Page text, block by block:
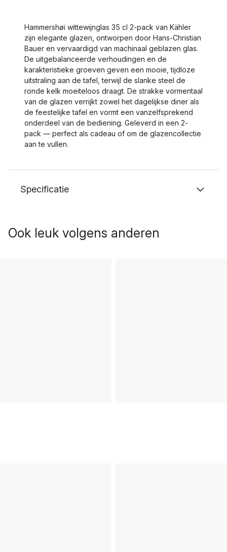
Hammershøi wittewijnglas 35 cl 2-pack van Kähler
zijn elegante glazen, ontworpen door Hans-Christian
Bauer en vervaardigd van machinaal geblazen glas.
De uitgebalanceerde verhoudingen en de
karakteristieke groeven geven een mooie, tijdloze
uitstraling aan de tafel, terwijl de slanke steel de
ronde kelk moeiteloos draagt. De strakke vormentaal
van de glazen verrijkt zowel het dagelijkse diner als
de feestelijke tafel en vormt een vanzelfsprekend
onderdeel van de bediening. Geleverd in een 2-
pack — perfect als cadeau of om de glazencollectie
aan te vullen.
Specificatie
Ook leuk volgens anderen